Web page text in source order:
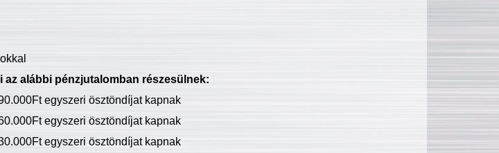
alábbi pénzjutalomban részesülnek:
egyszeri ösztöndíjat kapnak
egyszeri ösztöndíjat kapnak
egyszeri ösztöndíjat kapnak